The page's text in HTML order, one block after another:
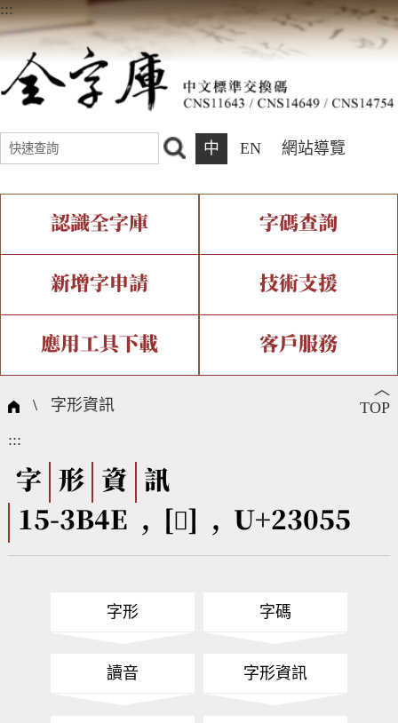
:::
中 EN 網站導覽
認識全字庫
全字庫介紹 全字庫現況
中文碼介紹 專有名詞介紹
國際字碼相關組織
字碼查詢
IDS查詢 部件查詢
複合查詢 注音查詢
筆畫查詢
筆順序查詢
CNS查詢 Unicode查詢
新增字申請
新字申請處理流程
技術支援
字形即時顯示 造字解決方案
全字庫授權 轉碼Web Service
應用工具下載
個人電腦造字處理工具
字形下載
客戶服務
問題集
熱門查詢統計
︿
TOP
\ 字形資訊
:::
字 形 資
訊
15-3B4E , [𣁕] , U+23055
字形 字碼
讀音 字形資訊